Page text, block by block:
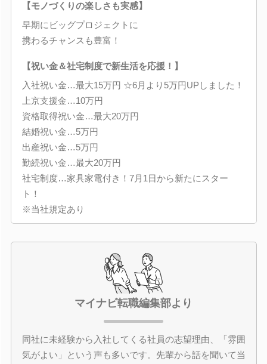
【モノづくりの楽しさも実感】
早期にビッグプロジェクトに
携わるチャンスも豊富！
【祝い金＆社宅制度で新生活を応援！】
入社祝い金…最大15万円 ☆6月より5万円UPしました！
上京支援金…10万円
資格取得祝い金…最大20万円
結婚祝い金…5万円
出産祝い金…5万円
勤続祝い金…最大20万円
社宅制度…家具家電付き！7月1日から新たにスター
ト！
※当社規定あり
マイナビ転職編集部より
同社に未経験から入社してくる社員の志望理由、「雰囲
気がよい」という声も多いです。先輩から話を聞いて当